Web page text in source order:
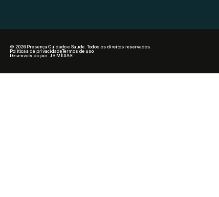
© 2026 Presença Cuidado e Saúde. Todos os direitos reservados.
Políticas de privacidadeTermos de uso
Desenvolvido por: JS MÍDIAS